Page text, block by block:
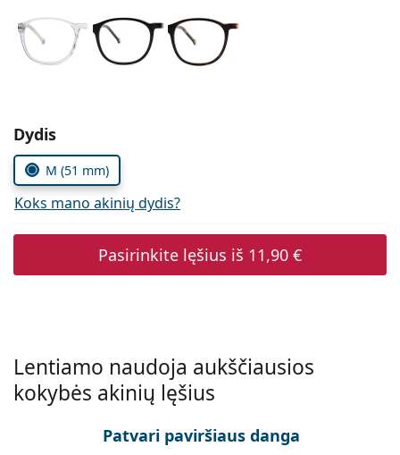
Prada
Pasirinkite parametrus
Dydis
M (51 mm)
Koks mano akinių dydis?
Pasirinkite lęšius iš 11,90 €
Lentiamo naudoja aukščiausios
kokybės akinių lęšius
Patvari paviršiaus danga